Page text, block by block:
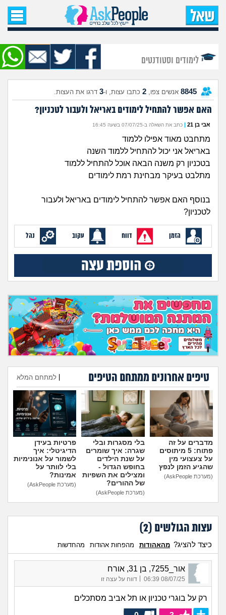
עמוד הבית
שאל שאלה
שאלות חדשות
שאלות שעוררו עניין
עצות חדשות
מה קורה כאן?
מתחם הטיפים
מדורים
זוגיות
היריון ולידה
הורות ומשפחה
מתבגרים
מהבקו"ם... ועד מתי?!
לימודים וסטודנטים
עבודה וקריירה
חברים ואנשים
בית, שכנים ושותפים
מה שעובר עליי
שומרים על הגוף
חיות מחמד
יוקר המחיה
חיפוש שאלות
הרשמה | התחברות
לימודים וסטודנטים
8845 אנשים צפו, 2 כתבו עצות, ו-3 דרגו את העצות.
האם אפשר להתחיל לימודים באריאל ולעבור לטכניון?
אבי בן 21 | כתב את השאלה ב-07/07/25 בשעה 16:45
מתחבט מאוד אפילו ללמוד
באריאל אני יכול להתחיל ללמוד השנה
בטכניון רק משנה הבאה אוכל להתחיל ללמוד
מתלבט בעיקר מבחינת רמת לימודים
בנוסף האם אפשר להתחיל לימודים באריאל ולעבור
לטכניון?
הזמן דווח עקוב נהל
טיפים אחרונים ממתחם הטיפים למתחם המלא
הוספת טיפ
מדברים על זה
פתוח: 5 מיתוסים
על צעצועי מין
שהגיע הזמן לנפץ
(מערכת AskPeople)
בלי מסגרות ובלי
שגרה: איך שומרים
על שנת הילדים
בחופש הגדול -
ומצילים את השפיות
של ההורים?
(מערכת AskPeople)
פרטיות בעידן
הדיגיטלי: איך
לשמור על אנונימיות
בלי לוותר על
אמינות?
(מערכת AskPeople)
עצות הגולשים (2
)
כיצד להציג? מהאהודות מהפחות אהודות מהחדשות
אור_7255, בן 31, אורח
08/07/25 06:39 דווח על עצה זו
רק על בוגרי טכניון או תל אביב מסתכלים